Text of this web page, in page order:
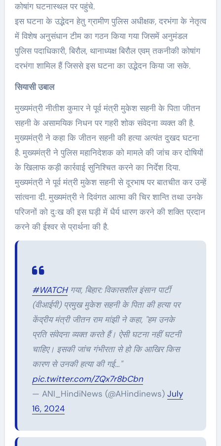
कोषांग घटनास्थल पर पहुंचे.
इस घटना के उद्भेदन हेतु ग्रामीण पुलिस अधीक्षक, दरभंगा के नेतृत्व
में विशेष अनुसंधान टीम का गठन किया गया जिसमें अनुमंडल
पुलिस पदाधिकारी, बिरौल, थानाध्यक्ष बिरौल एवम् तकनीकी कोषांग
दरभंगा शामिल हैं जिससे इस घटना का उद्भेदन किया जा सके.
सियासी उबाल
मुख्यमंत्री नीतीश कुमार ने पूर्व मंत्री मुकेश सहनी के पिता जीतन
सहनी के असामयिक निधन पर गहरी शोक संवेदना व्यक्त की है.
मुख्यमंत्री ने कहा कि जीतन सहनी की हत्या अत्यंत दुखद घटना
है. मुख्यमंत्री ने पुलिस महानिदेशक को मामले की जांच कर दोषियों
के खिलाफ कड़ी कार्रवाई सुनिश्चित करने का निर्देश दिया.
मुख्यमंत्री ने पूर्व मंत्री मुकेश सहनी से दूरभाष पर बातचीत कर उन्हें
सांत्वना दी. मुख्यमंत्री ने दिवंगत आत्मा की चिर शान्ति तथा उनके
परिजनों को दुःख की इस घड़ी में धैर्य धारण करने की शक्ति प्रदान
करने की ईश्वर से प्रार्थना की है.
#WATCHगया, बिहार: विकासशील इंसान पार्टी
(वीआईपी) प्रमुख मुकेश सहनी के पिता की हत्या पर
केंद्रीय मंत्री जीतन राम मांझी ने कहा, "हम उनके
प्रति संवेदना व्यक्त करते हैं। ऐसी घटना नहीं घटनी
चाहिए। इसकी जांच गंभीरता से हो कि आखिर किस
कारण से उनकी हत्या की गई…"
pic.twitter.com/ZQx7r8bCbn
— ANI_HindiNews (@AHindinews) July
16, 2024